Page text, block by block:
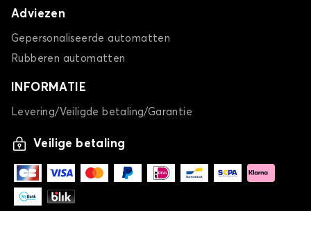
Adviezen
Gepersonaliseerde automatten
Rubberen automatten
INFORMATIE
Levering/Veiligde betaling/Garantie
Veilige betaling